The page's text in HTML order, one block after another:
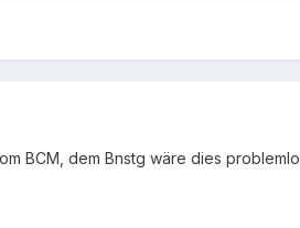
BCM, dem Bnstg wäre dies